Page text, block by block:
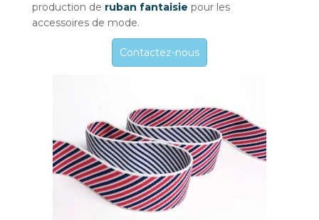
production de ruban fantaisie pour les
accessoires de mode.
Contactez-nous